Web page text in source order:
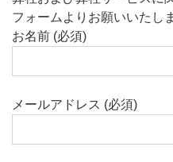
フォームよりお願いいたし
お名前 (必須)
メールアドレス (必須)